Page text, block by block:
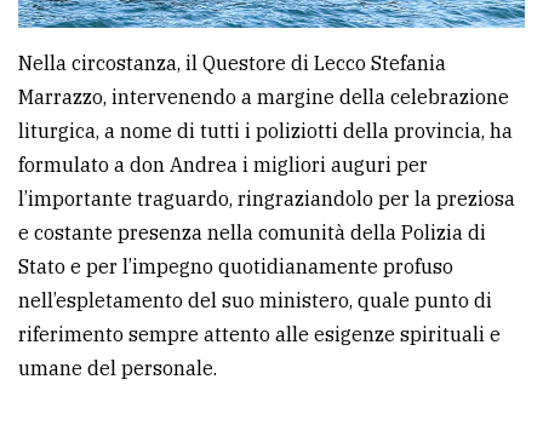
Nella circostanza, il Questore di Lecco Stefania
Marrazzo, intervenendo a margine della celebrazione
liturgica, a nome di tutti i poliziotti della provincia, ha
formulato a don Andrea i migliori auguri per
l’importante traguardo, ringraziandolo per la preziosa
e costante presenza nella comunità della Polizia di
Stato e per l’impegno quotidianamente profuso
nell’espletamento del suo ministero, quale punto di
riferimento sempre attento alle esigenze spirituali e
umane del personale.